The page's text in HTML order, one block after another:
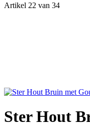
Artikel 22 van 34
Ster Hout